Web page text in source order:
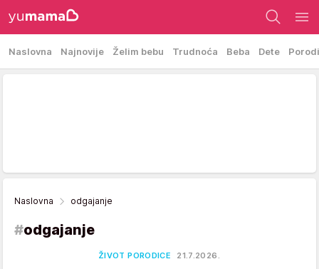
Naslovna Najnovije Želim bebu Trudnoća Beba Dete
Naslovna odgajanje
#odgajanje
ŽIVOT PORODICE 21.7.2026.